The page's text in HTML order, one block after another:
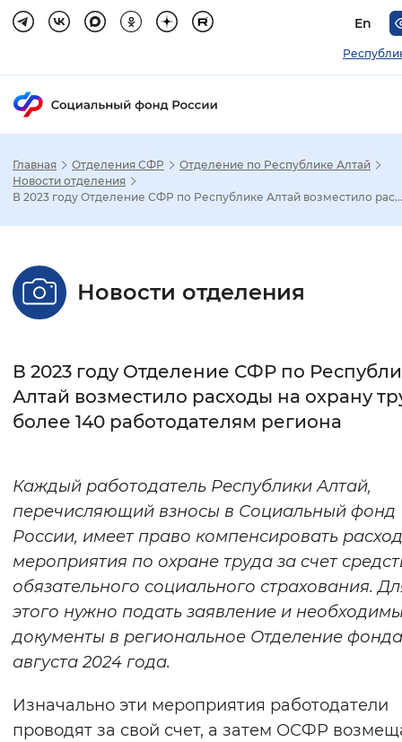
En
Настройка режима отображения
Стандартный Увеличенный
Интервал между буквами
Цвет сайта
Синий фон
Изображения
Включены
Звуковой ассистент
Главная Отделения СФР
Отделение по Республике Алтай
Новости отделения
В 2023 году Отделение СФР по Республике Алтай возместило рас...
Новости отделения
В 2023 году Отделение СФР по
Алтай возместило расходы на охрану
более 140 работодателям региона
Каждый работодатель Республики Алтай,
перечисляющий взносы в Социальный фонд
России, имеет право компенсировать
мероприятия по охране труда за счет
обязательного социального страхования.
этого нужно подать заявление и
документы в региональное Отделение
августа 2024 года.
Изначально эти мероприятия работодатели
проводят за свой счет, а затем ОСФР